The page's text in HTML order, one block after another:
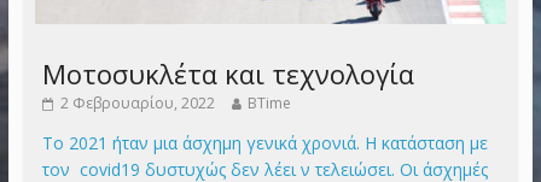
Μοτοσυκλέτα και τεχνολογία
2 Φεβρουαρίου, 2022 BTime
Το 2021 ήταν μια άσχημη γενικά χρονιά. Η κατάσταση με
τον covid19 δυστυχώς δεν λέει ν τελειώσει. Οι άσχημές